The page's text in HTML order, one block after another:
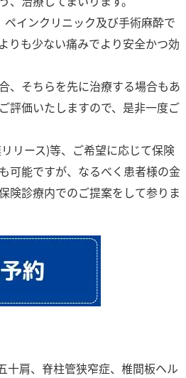
インクリニック及び手術麻酔で
りも少ない痛みでより安全かつ効
、そちらを先に治療する場合もあ
評価いたしますので、是非一度ご
リース)等、ご希望に応じて保険
可能ですが、なるべく患者様の金
険診療内でのご提案をして参りま
十肩、脊柱管狭窄症、椎間板ヘル